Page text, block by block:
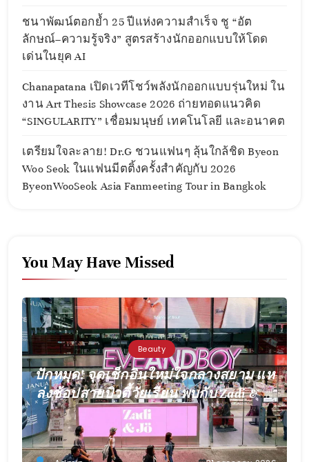
ชนาพัฒน์ตอกย้ำ 25 ปีแห่งความสำเร็จ ชู “อัต
ลักษณ์–ความรู้จริง” สูตรสร้างนักออกแบบให้โดด
เด่นในยุค AI
Chanapatana เปิดเวทีโชว์พลังนักออกแบบรุ่นใหม่ ใน
งาน Art Thesis Showcase 2026 ถ่ายทอดแนวคิด
“SINGULARITY” เชื่อมมนุษย์ เทคโนโลยี และอนาคต
เตรียมใจละลาย! Dr.G ชวนแฟนๆ ลุ้นใกล้ชิด Byeon
Woo Seok ในแฟนมีตติ้งครั้งสำคัญกับ 2026
ByeonWooSeok Asia Fanmeeting Tourin Bangkok
You May Have Missed
Beauty
ปักหมุด! จุดเช็กอินใหม่ใจกลางสยาม แห
ล่งช้อปสายบิวตี้วัยเรียน พบกับ Zadi & Jo
Glow Station เปิดแล้วที่ EVEANDBOY
Centerpoint Siam Square